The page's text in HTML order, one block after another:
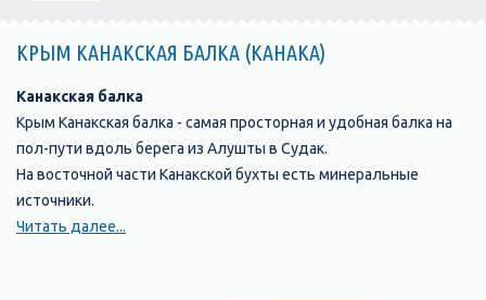
КРЫМ КАНАКСКАЯ БАЛКА (КАНАКА)
Канакская балка
Крым Канакская балка - самая просторная и удобная балка на
пол-пути вдоль берега из Алушты в Судак.
На восточной части Канакской бухты есть минеральные
источники.
Искать их нужно в глинистых сланцах в 5 - 7 метрах от моря.
Читать далее...